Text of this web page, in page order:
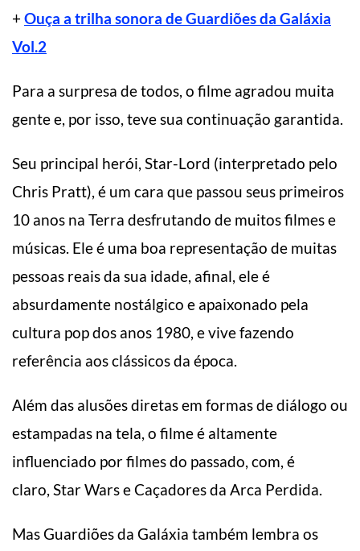
+ Ouça a trilha sonora de Guardiões da Galáxia
Vol.2
Para a surpresa de todos, o filme agradou muita
gente e, por isso, teve sua continuação garantida.
Seu principal herói, Star-Lord (interpretado pelo
Chris Pratt), é um cara que passou seus primeiros
10 anos na Terra desfrutando de muitos filmes e
músicas. Ele é uma boa representação de muitas
pessoas reais da sua idade, afinal, ele é
absurdamente nostálgico e apaixonado pela
cultura pop dos anos 1980, e vive fazendo
referência aos clássicos da época.
Além das alusões diretas em formas de diálogo ou
estampadas na tela, o filme é altamente
influenciado por filmes do passado, com, é
claro, Star Wars e Caçadores da Arca Perdida.
Mas Guardiões da Galáxia também lembra os